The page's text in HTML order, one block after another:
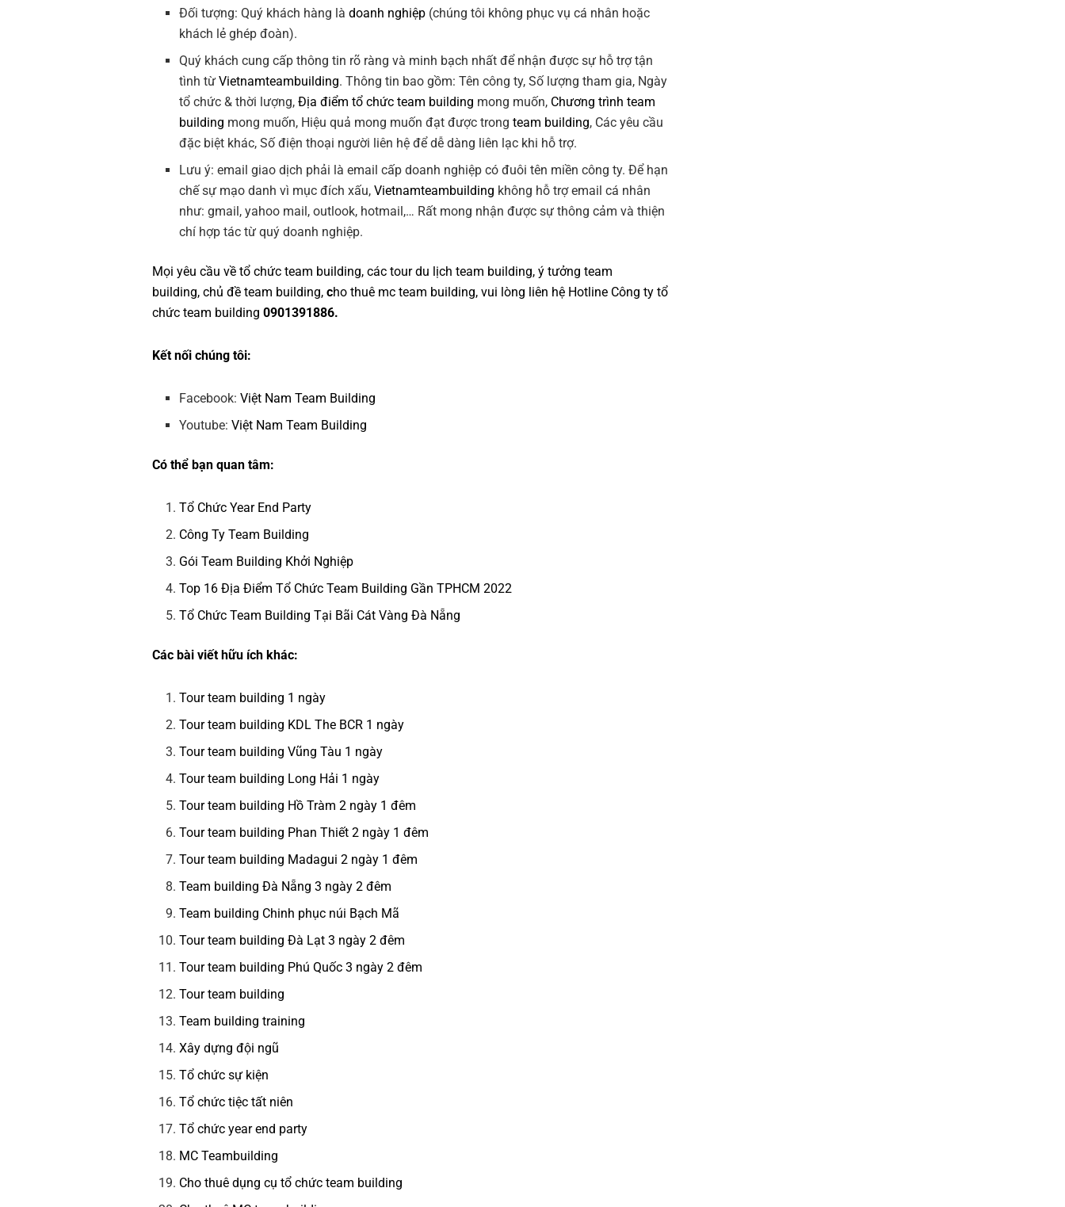
Đối tượng: Quý khách hàng làdoanh nghiệp (chúng tôi không phục vụ cá nhân hoặc
khách lẻ ghép đoàn).
Quý khách cung cấp thông tin rõ ràng và minh bạch nhất để nhận được sự hỗ trợ tận
tình từVietnamteambuilding. Thông tin bao gồm: Tên công ty, Số lượng tham gia, Ngày
tổ chức & thời lượng,Địa điểm tổ chức team building mong muốn, Chương trình team
building mong muốn, Hiệu quả mong muốn đạt được trongteam building, Các yêu cầu
đặc biệt khác, Số điện thoại người liên hệ để dễ dàng liên lạc khi hỗ trợ.
Lưu ý: email giao dịch phải là email cấp doanh nghiệp có đuôi tên miền công ty. Để hạn
chế sự mạo danh vì mục đích xấu,Vietnamteambuilding không hỗ trợ email cá nhân
như: gmail, yahoo mail, outlook, hotmail,… Rất mong nhận được sự thông cảm và thiện
chí hợp tác từ quý doanh nghiệp.
Mọi yêu cầu về tổ chức team building, các tourdu lịch team building, ý tưởng team
building, chủ đề team building, cho thuê mc team building, vui lòng liên hệ Hotline Công ty tổ
chức team building 0901391886.
Kết nối chúng tôi:
Facebook:Việt Nam Team Building
Youtube:Việt Nam Team Building
Có thể bạn quan tâm:
Tổ Chức Year End Party
Công Ty Team Building
Gói Team Building Khởi Nghiệp
Top 16 Địa Điểm Tổ Chức Team Building Gần TPHCM 2022
Tổ Chức Team Building Tại Bãi Cát Vàng Đà Nẵng
Các bài viết hữu ích khác:
Tour team building 1 ngày
Tour team building KDL The BCR 1 ngày
Tour team building Vũng Tàu 1 ngày
Tour team building Long Hải 1 ngày
Tour team building Hồ Tràm 2 ngày 1 đêm
Tour team building Phan Thiết 2 ngày 1 đêm
Tour team building Madagui 2 ngày 1 đêm
Team building Đà Nẵng 3 ngày 2 đêm
Team building Chinh phục núi Bạch Mã
Tour team building Đà Lạt 3 ngày 2 đêm
Tour team building Phú Quốc 3 ngày 2 đêm
Tour team building
Team building training
Xây dựng đội ngũ
Tổ chức sự kiện
Tổ chức tiệc tất niên
Tổ chức year end party
MC Teambuilding
Cho thuê dụng cụ tổ chức team building